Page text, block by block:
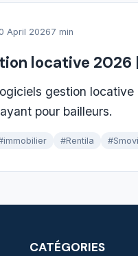
April 20267 min
locative
gestion
pour bailleurs.
#Rentila
CATÉGORIES